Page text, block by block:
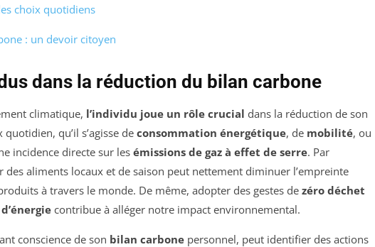
choix quotidiens
: un devoir citoyen
dans la réduction du bilan carbone
climatique, l’individu joue un rôle crucial dans la réduction de son
quotidien, qu’il s’agisse de consommation énergétique, de mobilité, ou
incidence directe sur les émissions de gaz à effet de serre. Par
aliments locaux et de saison peut nettement diminuer l’empreinte
à travers le monde. De même, adopter des gestes de zéro déchet
contribue à alléger notre impact environnemental.
conscience de son bilan carbone personnel, peut identifier des actions